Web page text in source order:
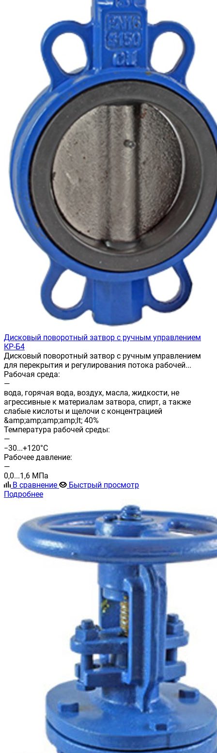
Дисковый поворотный затвор с ручным управлением
КР-Б4
Дисковый поворотный затвор с ручным управлением
для перекрытия и регулирования потока рабочей...
Рабочая среда:
—
вода, горячая вода, воздух, масла, жидкости, не
агрессивные к материалам затвора, спирт, а также
слабые кислоты и щелочи с концентрацией
&amp;amp;amp;amp;lt; 40%
Температура рабочей среды:
—
−30...+120°С
Рабочее давление:
—
0,0...1,6 МПа
В сравнение
Быстрый просмотр
Подробнее